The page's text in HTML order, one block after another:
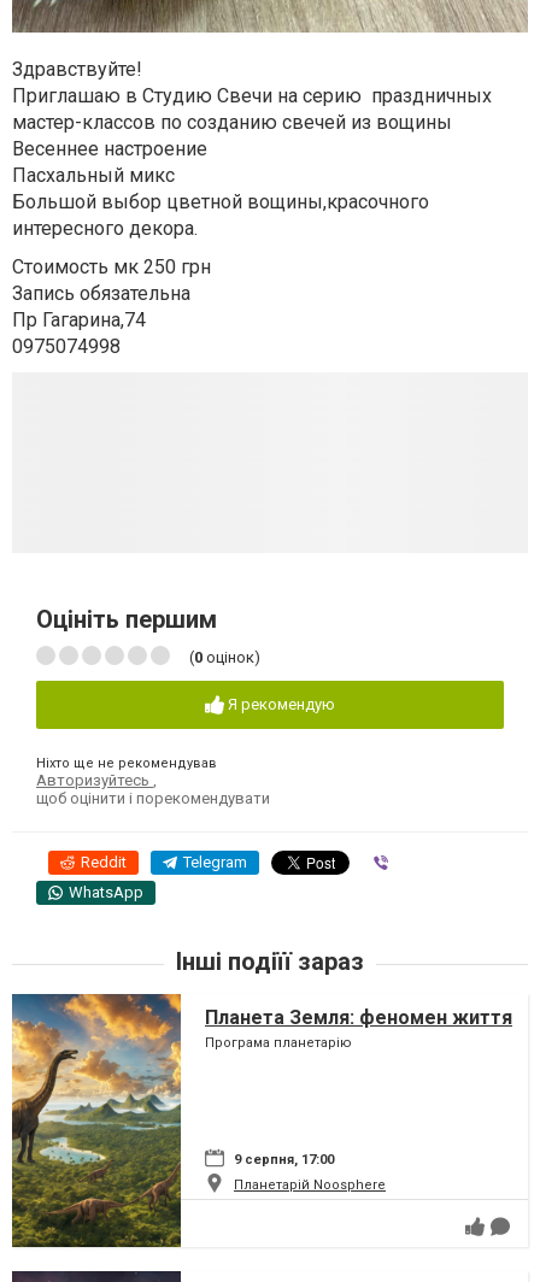
Здравствуйте!
Приглашаю в Студию Свечи на серию праздничных
мастер-классов по созданию свечей из вощины
Весеннее настроение
Пасхальный микс
Большой выбор цветной вощины,красочного
интересного декора.
Стоимость мк 250 грн
Запись обязательна
Пр Гагарина,74
0975074998
Оцініть першим
(0 оцінок)
Я рекомендую
Ніхто ще не рекомендував
Авторизуйтесь ,
щоб оцінити і порекомендувати
Reddit Telegram
WhatsApp
Інші подіїї зараз
Планета Земля: феномен життя
Програма планетарію
9 серпня, 17:00
Планетарій Noosphere